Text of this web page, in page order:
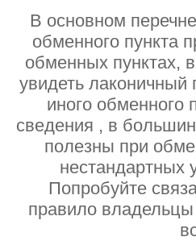
В основном
обменного пункта
обменных пунктах,
увидеть лаконичный
иного обменного
сведения , в
полезны при
нестандартных
Попробуйте
правило владельцы